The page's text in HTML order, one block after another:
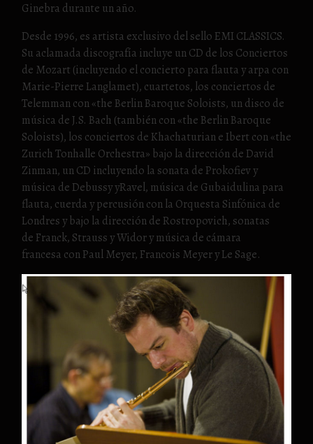
Ginebra durante un año.
Desde 1996, es artista exclusivo del sello EMI CLASSICS.
Su aclamada discografía incluye un CD de los Conciertos
de Mozart (incluyendo el concierto para flauta y arpa con
Marie-Pierre Langlamet), cuartetos, los conciertos de
Telemman con «the Berlin Baroque Soloists, un disco de
música de J.S. Bach (también con «the Berlin Baroque
Soloists), los conciertos de Khachaturian e Ibert con «the
Zurich Tonhalle Orchestra» bajo la dirección de David
Zinman, un CD incluyendo la sonata de Prokofiev y
música de Debussy yRavel, música de Gubaidulina para
flauta, cuerda y percusión con la Orquesta Sinfónica de
Londres y bajo la dirección de Rostropovich, sonatas
de Franck, Strauss y Widor y música de cámara
francesa con Paul Meyer, Francois Meyer y Le Sage.